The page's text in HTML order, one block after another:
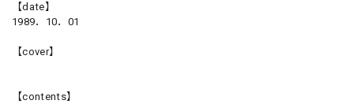
【date】
1989．10．01
【cover】
【contents】